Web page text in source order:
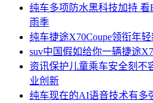
纯车多项防水黑科技加持
雨季
纯车捷途X70Coupe领衔年
suv中国假如给你一辆捷途
资讯保护儿童乘车安全刻不
业创新
纯车现在的AI语音技术有多